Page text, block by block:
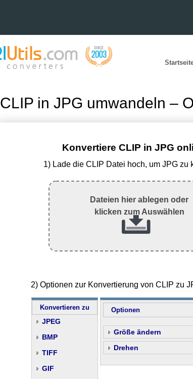
CLIP in JPG umwandeln –
Konvertiere CLIP in JPG
1) Lade die CLIP Datei hoch, um JPG zu
Dateien hier ablegen oder
klicken zum Auswählen
2) Optionen zur Konvertierung von CLIP zu
Konvertieren zu
JPEG
BMP
TIFF
GIF
Optionen
Größe ändern
Drehen